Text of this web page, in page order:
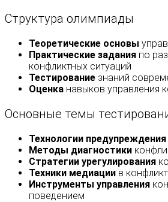
Структура олимпиады
Теоретические основы
Практические задания по
конфликтных ситуаций
Тестирование знаний
Оценка навыков управления
Основные темы
Технологии предупреждения
Методы диагностики
Стратегии урегулирования
Техники медиации в
Инструменты управления
поведением